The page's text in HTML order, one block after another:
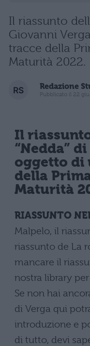
Il riassunto
Giovanni
tracce della
Maturità 2022.
Redazione
Pubblicato il 22
Il
“Nedda”
oggetto di
della
Maturità
RIASSUNTO
Malpelo, il
riassunto de La
mancare il
nostra library
Se non hai
di Verga qui
introduzione e
di tutto, devi